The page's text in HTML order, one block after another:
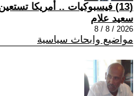
(13) فيسبوكيات .. أمريكا تستعين بصديق!
سعيد علام
2026 / 8 / 8
مواضيع وابحاث سياسية